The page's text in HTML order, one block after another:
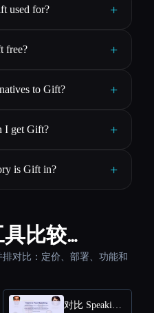
used for? +
free? +
to Gift? +
I get Gift? +
is Gift in? +
具比较…
对比：定价、部署、功能和
对比 Speakingclubai